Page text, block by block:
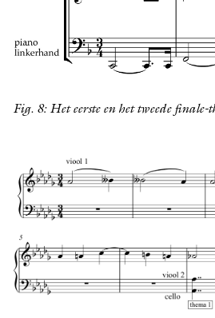
Fig. 8: Het eerste en het tweede